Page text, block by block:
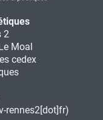
2
Moal
cedex
rennes2[dot]fr)